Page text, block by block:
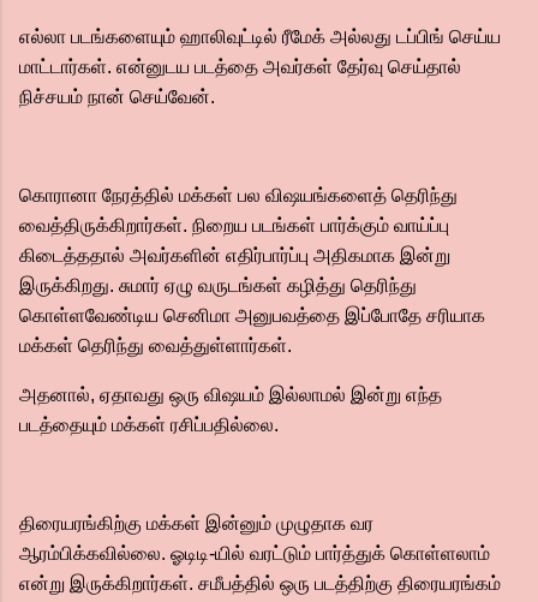
எல்லா படங்களையும் ஹாலிவுட்டில் ரீமேக் அல்லது டப்பிங் செய்ய
மாட்டார்கள். என்னுடய படத்தை அவர்கள் தேர்வு செய்தால்
நிச்சயம் நான் செய்வேன்.
கொரானா நேரத்தில் மக்கள் பல விஷயங்களைத் தெரிந்து
வைத்திருக்கிறார்கள். நிறைய படங்கள் பார்க்கும் வாய்ப்பு
கிடைத்ததால் அவர்களின் எதிர்பார்ப்பு அதிகமாக இன்று
இருக்கிறது. சுமார் ஏழு வருடங்கள் கழித்து தெரிந்து
கொள்ளவேண்டிய செனிமா அனுபவத்தை இப்போதே சரியாக
மக்கள் தெரிந்து வைத்துள்ளார்கள்.
அதனால், ஏதாவது ஒரு விஷயம் இல்லாமல் இன்று எந்த
படத்தையும் மக்கள் ரசிப்பதில்லை.
திரையரங்கிற்கு மக்கள் இன்னும் முழுதாக வர
ஆரம்பிக்கவில்லை. ஓடிடி-யில் வரட்டும் பார்த்துக் கொள்ளலாம்
என்று இருக்கிறார்கள். சமீபத்தில் ஒரு படத்திற்கு திரையரங்கம்